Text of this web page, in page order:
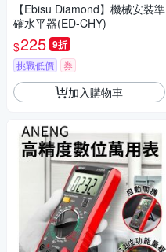
【Ebisu Diamond】機械安裝準
確水平器(ED-CHY)
$225 9折
挑戰低價 券
加入購物車